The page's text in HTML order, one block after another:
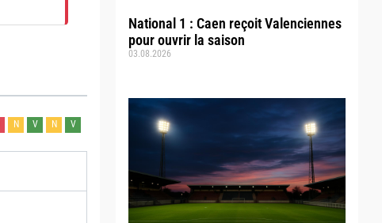
National 1 : Caen reçoit Valenciennes
pour ouvrir la saison
03.08.2026
N V N V